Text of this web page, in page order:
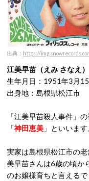
出典： https://
江美早苗（えみ さなえ）
生年月日：1951年3月
出身地：島根県松江市
「江美早苗殺人事件」
「神田恵美 」といいます
実家は島根県松江市の
美早苗さんは6歳の頃か
のお嬢様育ちと言えるで